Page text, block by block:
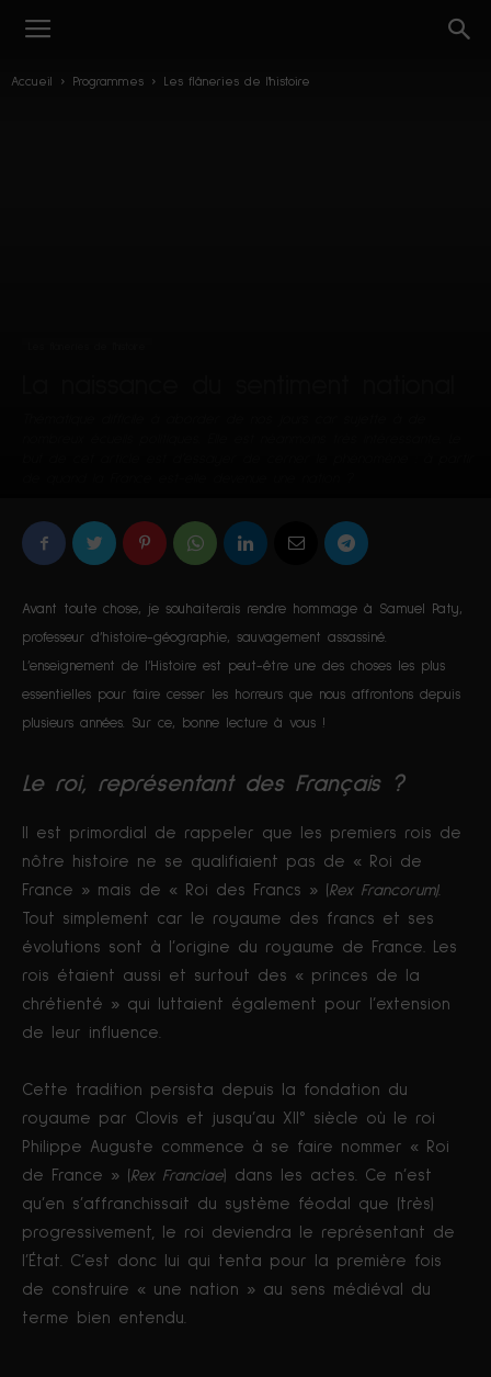
Accueil Programmes Les flâneries de l'histoire
Avant toute chose, je souhaiterais rendre hommage à Samuel Paty,
professeur d’histoire-géographie, sauvagement assassiné.
L’enseignement de l’Histoire est peut-être une des choses les plus
essentielles pour faire cesser les horreurs que nous affrontons depuis
plusieurs années. Sur ce, bonne lecture à vous !
Le roi, représentant des Français ?
Il est primordial de rappeler que les premiers rois de
nôtre histoire ne se qualifiaient pas de « Roi de
France » mais de « Roi des Francs » ( Rex Francorum).
Tout simplement car le royaume des francs et ses
évolutions sont à l’origine du royaume de France. Les
rois étaient aussi et surtout des « princes de la
chrétienté » qui luttaient également pour l’extension
de leur influence.
Cette tradition persista depuis la fondation du
royaume par Clovis et jusqu’au XII° siècle où le roi
Philippe Auguste commence à se faire nommer « Roi
de France » ( Rex Franciae) dans les actes. Ce n’est
qu’en s’affranchissait du système féodal que (très)
progressivement, le roi deviendra le représentant de
l’État. C’est donc lui qui tenta pour la première fois
de construire « une nation » au sens médiéval du
terme bien entendu.